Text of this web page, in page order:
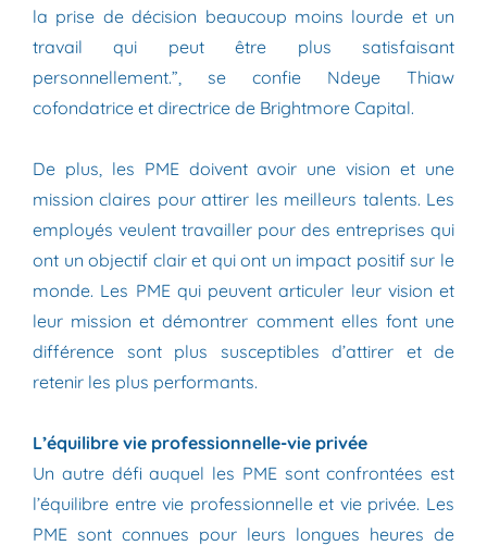
la prise de décision beaucoup moins lourde et un
travail qui peut être plus satisfaisant
personnellement.”, se confie Ndeye Thiaw
cofondatrice et directrice de Brightmore Capital.
De plus, les PME doivent avoir une vision et une
mission claires pour attirer les meilleurs talents. Les
employés veulent travailler pour des entreprises qui
ont un objectif clair et qui ont un impact positif sur le
monde. Les PME qui peuvent articuler leur vision et
leur mission et démontrer comment elles font une
différence sont plus susceptibles d’attirer et de
retenir les plus performants.
L’équilibre vie professionnelle-vie privée
Un autre défi auquel les PME sont confrontées est
l’équilibre entre vie professionnelle et vie privée. Les
PME sont connues pour leurs longues heures de